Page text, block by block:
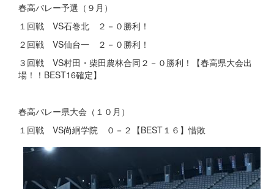
春高バレー予選（９月）
１回戦 VS石巻北 ２－０勝利！
２回戦 VS仙台一 ２－０勝利！
３回戦 VS村田・柴田農林合同２－０勝利！【春高県大会出
場！！BEST16確定】
春高バレー県大会（１０月）
１回戦 VS尚絅学院 ０－２【BEST１６】惜敗